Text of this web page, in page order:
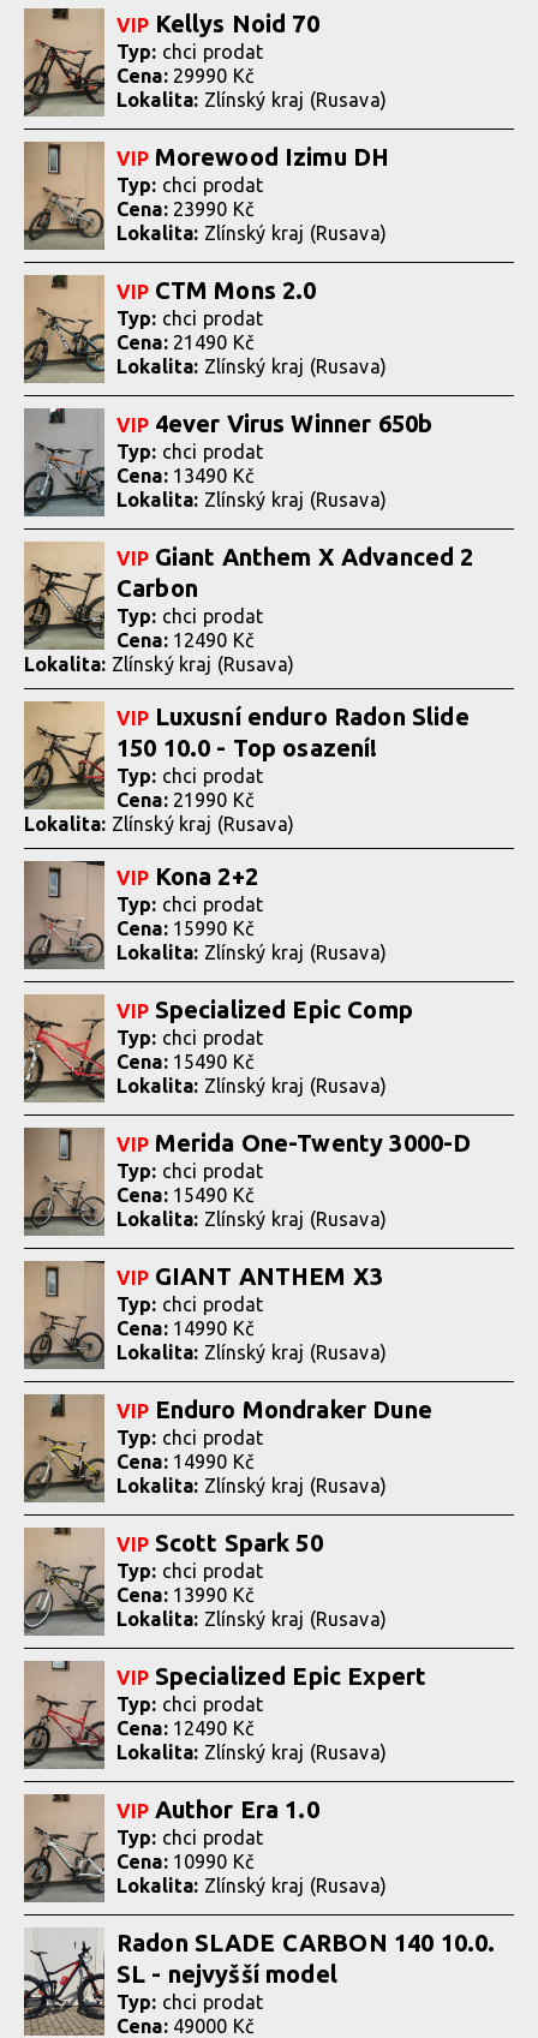
VIP Kellys Noid 70
Typ: chci prodat
Cena: 29990 Kč
Lokalita: Zlínský kraj (Rusava)
VIP Morewood Izimu DH
Typ: chci prodat
Cena: 23990 Kč
Lokalita: Zlínský kraj (Rusava)
VIP CTM Mons 2.0
Typ: chci prodat
Cena: 21490 Kč
Lokalita: Zlínský kraj (Rusava)
VIP 4ever Virus Winner 650b
Typ: chci prodat
Cena: 13490 Kč
Lokalita: Zlínský kraj (Rusava)
VIP Giant Anthem X Advanced 2
Carbon
Typ: chci prodat
Cena: 12490 Kč
Lokalita: Zlínský kraj (Rusava)
VIP Luxusní enduro Radon Slide
150 10.0 - Top osazení!
Typ: chci prodat
Cena: 21990 Kč
Lokalita: Zlínský kraj (Rusava)
VIP Kona 2+2
Typ: chci prodat
Cena: 15990 Kč
Lokalita: Zlínský kraj (Rusava)
VIP Specialized Epic Comp
Typ: chci prodat
Cena: 15490 Kč
Lokalita: Zlínský kraj (Rusava)
VIP Merida One-Twenty 3000-D
Typ: chci prodat
Cena: 15490 Kč
Lokalita: Zlínský kraj (Rusava)
VIP GIANT ANTHEM X3
Typ: chci prodat
Cena: 14990 Kč
Lokalita: Zlínský kraj (Rusava)
VIP Enduro Mondraker Dune
Typ: chci prodat
Cena: 14990 Kč
Lokalita: Zlínský kraj (Rusava)
VIP Scott Spark 50
Typ: chci prodat
Cena: 13990 Kč
Lokalita: Zlínský kraj (Rusava)
VIP Specialized Epic Expert
Typ: chci prodat
Cena: 12490 Kč
Lokalita: Zlínský kraj (Rusava)
VIP Author Era 1.0
Typ: chci prodat
Cena: 10990 Kč
Lokalita: Zlínský kraj (Rusava)
Radon SLADE CARBON 140 10.0.
SL - nejvyšší model
Typ: chci prodat
Cena: 49000 Kč